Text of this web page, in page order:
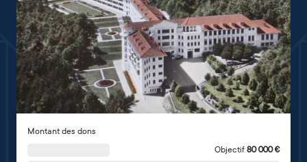
Montant des dons
Objectif 80 000€